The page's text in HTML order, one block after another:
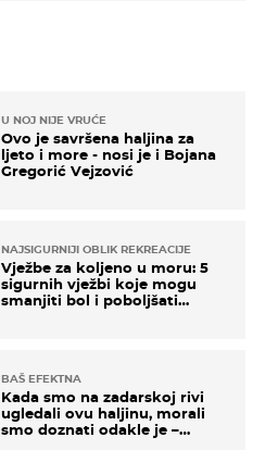
U NOJ NIJE VRUĆE
Ovo je savršena haljina za
ljeto i more - nosi je i Bojana
Gregorić Vejzović
NAJSIGURNIJI OBLIK REKREACIJE
Vježbe za koljeno u moru: 5
sigurnih vježbi koje mogu
smanjiti bol i poboljšati
BAŠ EFEKTNA
Kada smo na zadarskoj rivi
ugledali ovu haljinu, morali
smo doznati odakle je –